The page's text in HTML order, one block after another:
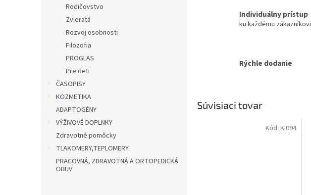
Rodičovstvo
Zvieratá
Rozvoj osobnosti
Filozofia
PROGLAS
Pre deti
ČASOPISY
KOZMETIKA
ADAPTOGÉNY
VÝŽIVOVÉ DOPLNKY
Zdravotné pomôcky
TLAKOMERY,TEPLOMERY
PRACOVNÁ, ZDRAVOTNÁ A ORTOPEDICKÁ
OBUV
Individuálny prístup
ku každému zákazníkovi
Rýchle dodanie
Súvisiaci tovar
Kód: KI094